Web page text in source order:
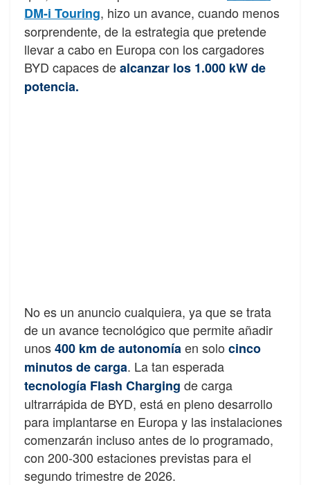
DM-i Touring, hizo un avance, cuando menos
sorprendente, de la estrategia que pretende
llevar a cabo en Europa con los cargadores
BYD capaces dealcanzar los 1.000 kW de
potencia.
No es un anuncio cualquiera, ya que se trata
de un avance tecnológico que permite añadir
unos400 km de autonomíaen solo cinco
minutos de carga. La tan esperada
tecnología Flash Charging de carga
ultrarrápida de BYD, está en pleno desarrollo
para implantarse en Europa y las instalaciones
comenzarán incluso antes de lo programado,
con 200-300 estaciones previstas para el
segundo trimestre de 2026.